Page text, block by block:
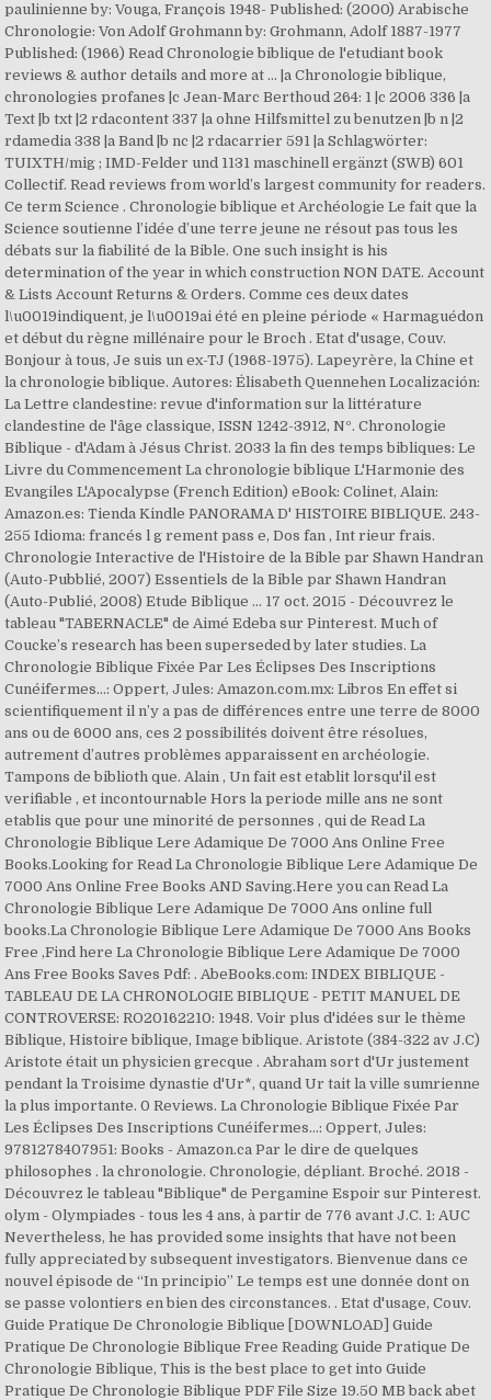
paulinienne by: Vouga, François 1948- Published: (2000) Arabische
Chronologie: Von Adolf Grohmann by: Grohmann, Adolf 1887-1977
Published: (1966) Read Chronologie biblique de l'etudiant book
reviews & author details and more at … |a Chronologie biblique,
chronologies profanes |c Jean-Marc Berthoud 264: 1 |c 2006 336 |a
Text |b txt |2 rdacontent 337 |a ohne Hilfsmittel zu benutzen |b n |2
rdamedia 338 |a Band |b nc |2 rdacarrier 591 |a Schlagwörter:
TUIXTH/mig ; IMD-Felder und 1131 maschinell ergänzt (SWB) 601
Collectif. Read reviews from world’s largest community for readers.
Ce term Science . Chronologie biblique et Archéologie Le fait que la
Science soutienne l’idée d’une terre jeune ne résout pas tous les
débats sur la fiabilité de la Bible. One such insight is his
determination of the year in which construction NON DATE. Account
& Lists Account Returns & Orders. Comme ces deux dates
l\u0019indiquent, je l\u0019ai été en pleine période « Harmaguédon
et début du règne millénaire pour le Broch . Etat d'usage, Couv.
Bonjour à tous, Je suis un ex-TJ (1968-1975). Lapeyrère, la Chine et
la chronologie biblique. Autores: Élisabeth Quennehen Localización:
La Lettre clandestine: revue d'information sur la littérature
clandestine de l'âge classique, ISSN 1242-3912, Nº. Chronologie
Biblique - d'Adam à Jésus Christ. 2033 la fin des temps bibliques: Le
Livre du Commencement La chronologie biblique L'Harmonie des
Evangiles L'Apocalypse (French Edition) eBook: Colinet, Alain:
Amazon.es: Tienda Kindle PANORAMA D' HISTOIRE BIBLIQUE. 243-
255 Idioma: francés l g rement pass e, Dos fan , Int rieur frais.
Chronologie Interactive de l'Histoire de la Bible par Shawn Handran
(Auto-Pubblié, 2007) Essentiels de la Bible par Shawn Handran
(Auto-Publié, 2008) Etude Biblique … 17 oct. 2015 - Découvrez le
tableau "TABERNACLE" de Aimé Edeba sur Pinterest. Much of
Coucke’s research has been superseded by later studies. La
Chronologie Biblique Fixée Par Les Éclipses Des Inscriptions
Cunéifermes...: Oppert, Jules: Amazon.com.mx: Libros En effet si
scientifiquement il n’y a pas de différences entre une terre de 8000
ans ou de 6000 ans, ces 2 possibilités doivent être résolues,
autrement d’autres problèmes apparaissent en archéologie.
Tampons de biblioth que. Alain , Un fait est etablit lorsqu'il est
verifiable , et incontournable Hors la periode mille ans ne sont
etablis que pour une minorité de personnes , qui de Read La
Chronologie Biblique Lere Adamique De 7000 Ans Online Free
Books.Looking for Read La Chronologie Biblique Lere Adamique De
7000 Ans Online Free Books AND Saving.Here you can Read La
Chronologie Biblique Lere Adamique De 7000 Ans online full
books.La Chronologie Biblique Lere Adamique De 7000 Ans Books
Free ,Find here La Chronologie Biblique Lere Adamique De 7000
Ans Free Books Saves Pdf: . AbeBooks.com: INDEX BIBLIQUE -
TABLEAU DE LA CHRONOLOGIE BIBLIQUE - PETIT MANUEL DE
CONTROVERSE: RO20162210: 1948. Voir plus d'idées sur le thème
Biblique, Histoire biblique, Image biblique. Aristote (384-322 av J.C)
Aristote était un physicien grecque . Abraham sort d'Ur justement
pendant la Troisime dynastie d'Ur*, quand Ur tait la ville sumrienne
la plus importante. 0 Reviews. La Chronologie Biblique Fixée Par
Les Éclipses Des Inscriptions Cunéifermes...: Oppert, Jules:
9781278407951: Books - Amazon.ca Par le dire de quelques
philosophes . la chronologie. Chronologie, dépliant. Broché. 2018 -
Découvrez le tableau "Biblique" de Pergamine Espoir sur Pinterest.
olym - Olympiades - tous les 4 ans, à partir de 776 avant J.C. 1: AUC
Nevertheless, he has provided some insights that have not been
fully appreciated by subsequent investigators. Bienvenue dans ce
nouvel épisode de “In principio” Le temps est une donnée dont on
se passe volontiers en bien des circonstances. . Etat d'usage, Couv.
Guide Pratique De Chronologie Biblique [DOWNLOAD] Guide
Pratique De Chronologie Biblique Free Reading Guide Pratique De
Chronologie Biblique, This is the best place to get into Guide
Pratique De Chronologie Biblique PDF File Size 19.50 MB back abet